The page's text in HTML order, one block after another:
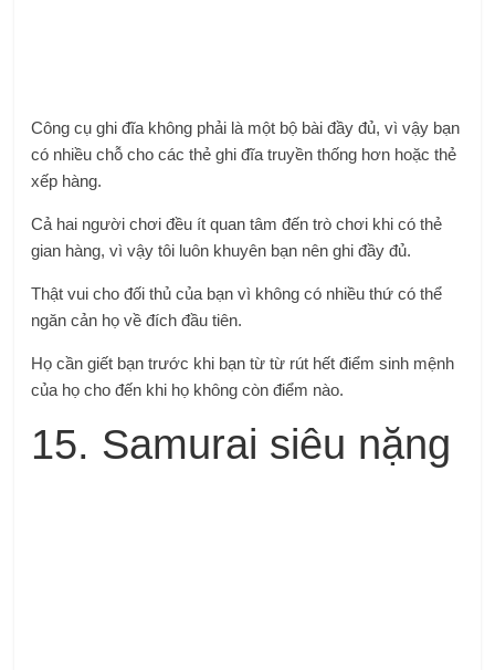
Công cụ ghi đĩa không phải là một bộ bài đầy đủ, vì vậy bạn
có nhiều chỗ cho các thẻ ghi đĩa truyền thống hơn hoặc thẻ
xếp hàng.
Cả hai người chơi đều ít quan tâm đến trò chơi khi có thẻ
gian hàng, vì vậy tôi luôn khuyên bạn nên ghi đầy đủ.
Thật vui cho đối thủ của bạn vì không có nhiều thứ có thể
ngăn cản họ về đích đầu tiên.
Họ cần giết bạn trước khi bạn từ từ rút hết điểm sinh mệnh
của họ cho đến khi họ không còn điểm nào.
15. Samurai siêu nặng